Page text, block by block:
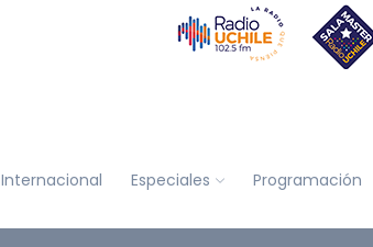
Internacional Especiales Programación